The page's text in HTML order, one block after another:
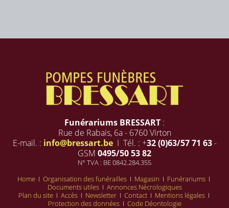
Funérariums BRESSART :
Rue de Rabais, 6a - 6760 Virton
E-mail. : info@bressart.beI Tél. : +32 (0)63/57 71 63-
GSM 0495/50 53 82
N° TVA : BE 0842.284.355
Home I Organisation des funérailles I Magasin I Funérariums I
Documents utiles I Annonces Nécrologiques
Plan du site I Accès I Newsletter I Contact I Mentions légales I
Protection des données I Code Déontologie